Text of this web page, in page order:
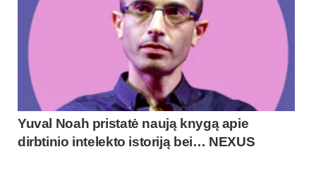
Yuval Noah pristatė naują knygą apie
dirbtinio intelekto istoriją bei… NEXUS